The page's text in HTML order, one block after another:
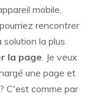
mobile,
rencontrer
la plus
la page . Je veux
une page et
C'est comme par